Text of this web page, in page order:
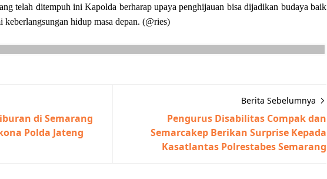
telah ditempuh ini Kapolda berharap upaya penghijauan bisa dijadikan budaya baik
hidup masa depan. (@ries)
di Semarang
Polda Jateng
Berita Sebelumnya
Pengurus Disabilitas Compak dan
Semarcakep Berikan Surprise Kepada
Kasatlantas Polrestabes Semarang